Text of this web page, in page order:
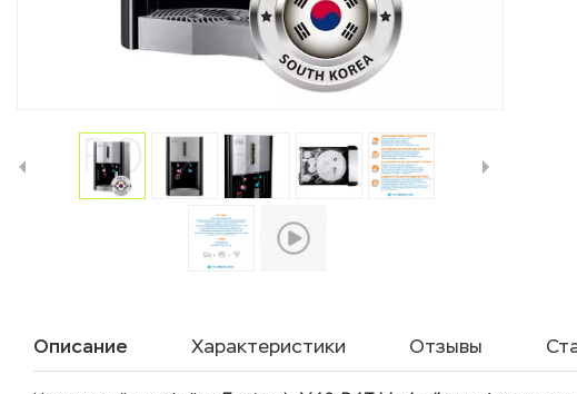
Описание Характеристики Отзывы